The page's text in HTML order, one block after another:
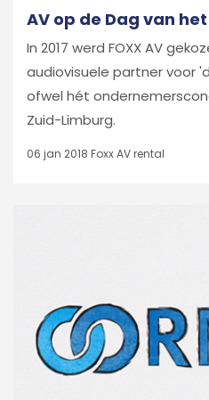
AV op de Dag van het
In 2017 werd FOXX AV
audiovisuele partner voor
ofwel hét
Zuid-Limburg.
06 jan 2018 Foxx AV rental